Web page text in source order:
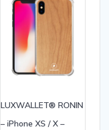
LUXWALLET® RONIN
– iPhone XS / X –